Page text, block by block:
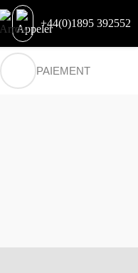
+44(0)1895 392552
PAIEMENT